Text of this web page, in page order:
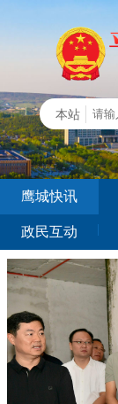
鹰城快讯
政民互动